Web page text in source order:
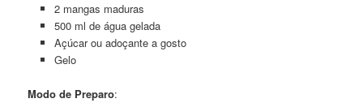
2 mangas maduras
500 ml de água gelada
Açúcar ou adoçante a gosto
Gelo
Modo de Preparo: